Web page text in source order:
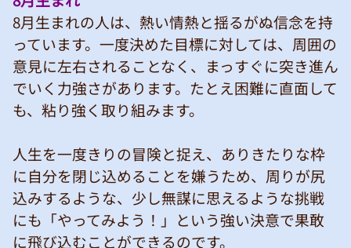
8月生まれの人は、熱い情熱と揺るがぬ信念を持
っています。一度決めた目標に対しては、周囲の
意見に左右されることなく、まっすぐに突き進ん
でいく力強さがあります。たとえ困難に直面して
も、粘り強く取り組みます。
人生を一度きりの冒険と捉え、ありきたりな枠
に自分を閉じ込めることを嫌うため、周りが尻
込みするような、少し無謀に思えるような挑戦
にも「やってみよう！」という強い決意で果敢
に飛び込むことができるのです。